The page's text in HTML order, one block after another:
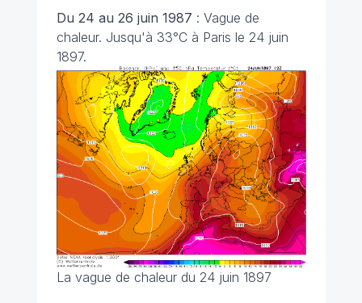
Du 24 au 26 juin 1987 : Vague de
chaleur. Jusqu'à 33°C à Paris le 24 juin
1897.
La vague de chaleur du 24 juin 1897